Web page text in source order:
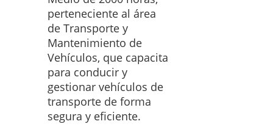
perteneciente al área
de Transporte y
Mantenimiento de
Vehículos, que capacita
para conducir y
gestionar vehículos de
transporte de forma
segura y eficiente.